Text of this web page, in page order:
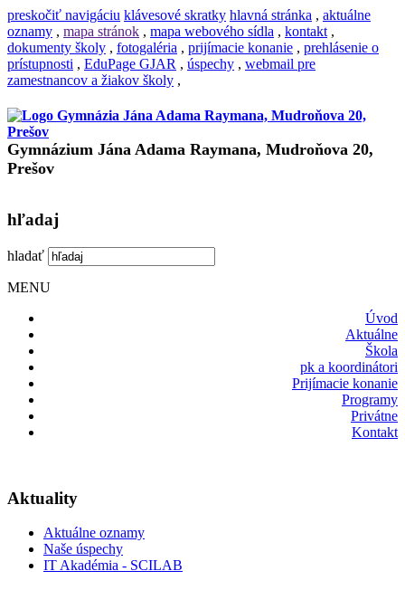
preskočiť navigáciu klávesové skratky hlavná stránka , aktuálne
oznamy , mapa stránok , mapa webového sídla , kontakt ,
dokumenty školy , fotogaléria , prijímacie konanie , prehlásenie o
prístupnosti , EduPage GJAR , úspechy , webmail pre
zamestnancov a žiakov školy ,
Gymnázium Jána Adama Raymana, Mudroňova 20,
Prešov
hľadaj
hladať
MENU
Úvod
Aktuálne
Škola
pk a koordinátori
Prijímacie konanie
Programy
Privátne
Kontakt
Aktuality
Aktuálne oznamy
Naše úspechy
IT Akadémia - SCILAB